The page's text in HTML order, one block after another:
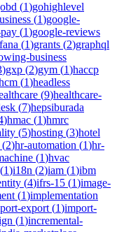
(1)gohighlevel
(1)google-
(1)google-reviews
(1)grants (2)graphql
business
)gxp (2)gym (1)haccp
(1)headless
(9)healthcare-
(7)hepsiburada
)hmac (1)hmrc
(5)hosting (3)hotel
(2)hr-automation (1)hr-
(1)hvac
(1)i18n (2)iam (1)ibm
(4)ifrs-15 (1)image-
(1)implementation
export (1)import-
(1)incremental-